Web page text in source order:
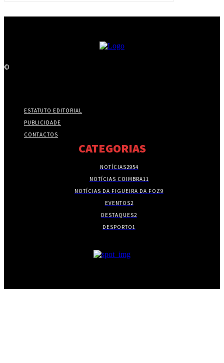
©
ESTATUTO EDITORIAL
PUBLICIDADE
CONTACTOS
CATEGORIAS
NOTÍCIAS2954
NOTÍCIAS COIMBRA11
NOTÍCIAS DA FIGUEIRA DA FOZ9
EVENTOS2
DESTAQUES2
DESPORTO1